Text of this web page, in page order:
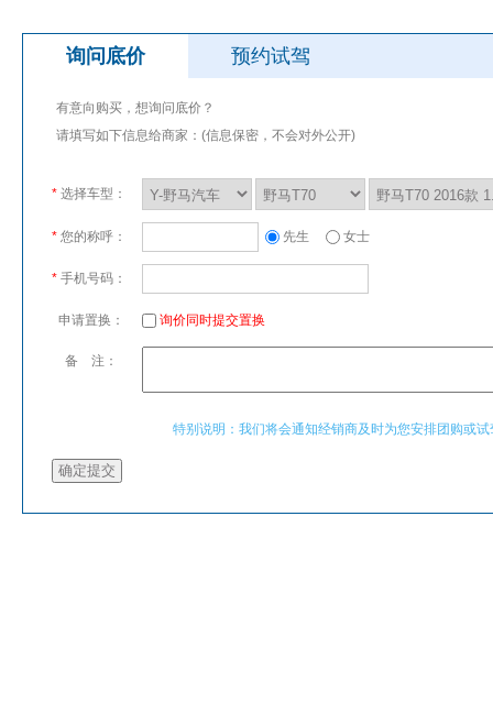
询问底价 预约试驾
有意向购买，想询问底价？
请填写如下信息给商家：(信息保密，不会对外公开)
* 选择车型：
* 您的称呼： 先生 女士
* 手机号码：
申请置换： 询价同时提交置换
备 注：
特别说明：我们将会通知经销商及时为您安排团购或试